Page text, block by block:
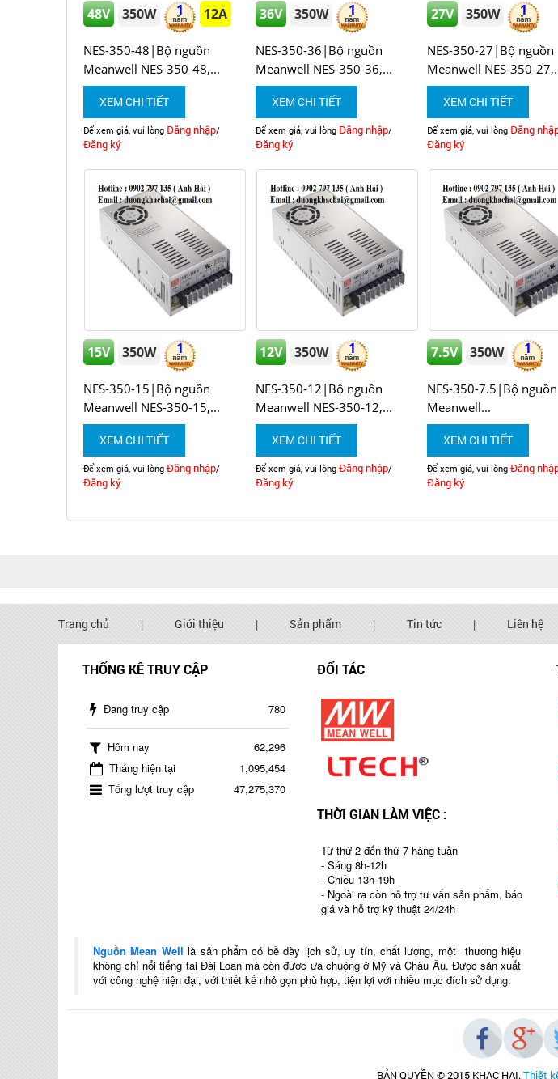
48V 350W 1 12A
NES-350-48|Bộ nguồn
Meanwell NES-350-48,...
XEM CHI TIẾT
Để xem giá, vui lòng Đăng nhập/
Đăng ký
36V 350W 1
NES-350-36|Bộ nguồn
Meanwell NES-350-36,...
XEM CHI TIẾT
Để xem giá, vui lòng Đăng nhập/
Đăng ký
27V 350W 1
NES-350-27|Bộ nguồn
Meanwell NES-350-
XEM CHI TIẾT
Để xem giá, vui lòngĐăng
Đăng ký
15V 350W 1
NES-350-15|Bộ nguồn
Meanwell NES-350-15,...
XEM CHI TIẾT
Để xem giá, vui lòng Đăng nhập/
Đăng ký
12V 350W 1
NES-350-12|Bộ nguồn
Meanwell NES-350-12,...
XEM CHI TIẾT
Để xem giá, vui lòng Đăng nhập/
Đăng ký
7.5V 350W 1
NES-350-7.5|Bộ nguồn
Meanwell...
XEM CHI TIẾT
Để xem giá, vui lòngĐăng
Đăng ký
Trang chủ | Giới thiệu | Sản phẩm | Tin tức | Liên hệ
THỐNG KÊ TRUY CẬP
Đang truy cập 780
Hôm nay
62,296
Tháng hiện tại
1,095,454
Tổng lượt truy cập
47,275,370
ĐỐI TÁC
THỜI GIAN LÀM VIỆC :
Từ thứ 2 đến thứ 7 hàng tuần
- Sáng 8h-12h
- Chiều 13h-19h
- Ngoài ra còn hỗ trợ tư vấn sản phẩm, báo
giá và hỗ trợ kỹ thuật 24/24h
Nguồn Mean Well là sản phẩm có bề dày lịch sử, uy tín, chất lượng, một thương hiệu
không chỉ nổi tiếng tại Đài Loan mà còn được ưa chuộng ở Mỹ và Châu Âu. Được sản xuất
với công nghệ hiện đại, với thiết kế nhỏ gọn phù hợp, tiện lợi với nhiều mục đích sử dụng.
BẢN QUYỀN © 2015 KHAC HAI.Thiết